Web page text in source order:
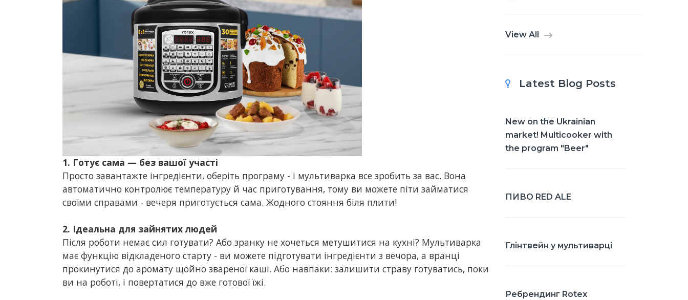
1. Готує сама — без вашої участі
Просто завантажте інгредієнти, оберіть програму - і мультиварка все зробить за вас. Вона
автоматично контролює температуру й час приготування, тому ви можете піти займатися
своїми справами - вечеря приготується сама. Жодного стояння біля плити!
2. Ідеальна для зайнятих людей
Після роботи немає сил готувати? Або зранку не хочеться метушитися на кухні? Мультиварка
має функцію відкладеного старту - ви можете підготувати інгредієнти з вечора, а вранці
прокинутися до аромату щойно звареної каші. Або навпаки: залишити страву готуватись, поки
ви на роботі, і повертатися до вже готової їжі.
View All
Latest Blog Posts
New on the Ukrainian
market! Multicooker with
the program "Beer"
ПИВО RED ALE
Глінтвейн у мультиварці
Ребрендинг Rotex